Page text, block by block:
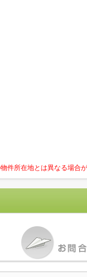
件所在地とは異なる場合が